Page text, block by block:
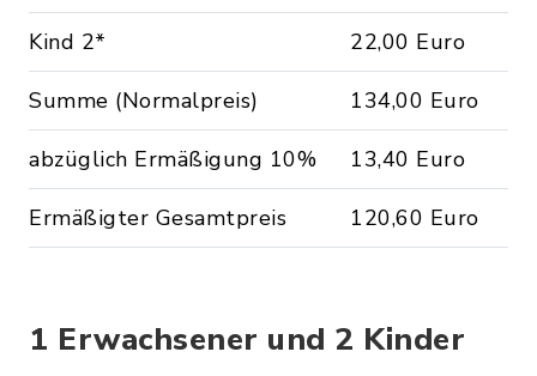
Kind 2* 22,00 Euro
Summe (Normalpreis) 134,00 Euro
abzüglich Ermäßigung 10% 13,40 Euro
Ermäßigter Gesamtpreis 120,60 Euro
1 Erwachsener und 2 Kinder